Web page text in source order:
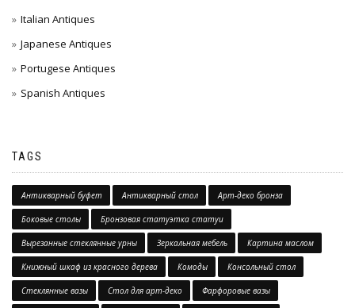
Italian Antiques
Japanese Antiques
Portugese Antiques
Spanish Antiques
TAGS
Антикварный буфет Антикварный стол Арт-деко бронза
Боковые столы Бронзовая статуэтка статуи
Вырезанные стеклянные урны Зеркальная мебель Картина маслом
Книжный шкаф из красного дерева Комоды Консольный стол
Стеклянные вазы Стол для арт-деко Фарфоровые вазы